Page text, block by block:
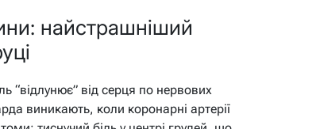
найстрашніший
“відлунює” від серця по нервових
виникають, коли коронарні артерії